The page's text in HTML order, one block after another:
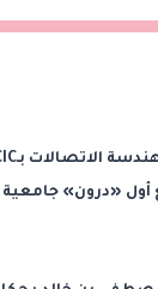
أول «درون»